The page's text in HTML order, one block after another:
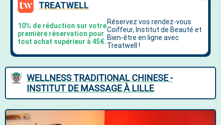
WELLNESS TRADITIONAL CHINESE -
INSTITUT DE MASSAGE À LILLE